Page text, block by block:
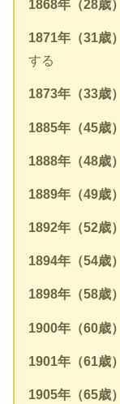
1868年（28歳
1871年（31歳
する
1873年（33歳）
1885年（45歳
1888年（48歳
1889年（49歳）
1892年（52歳
1894年（54歳）
1898年（58歳
1900年（60歳）
1901年（61歳
1905年（65歳